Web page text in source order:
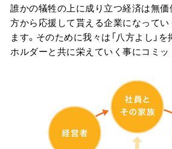
誰かの犠牲の上に成り立つ経済は無価
方から応援して貰える企業になってい
ます。そのために我々は「八方よし」
ホルダーと共に栄えていく事にコミッ